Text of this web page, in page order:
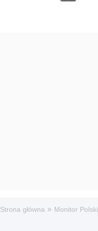
Strona główna » Monitor Polski